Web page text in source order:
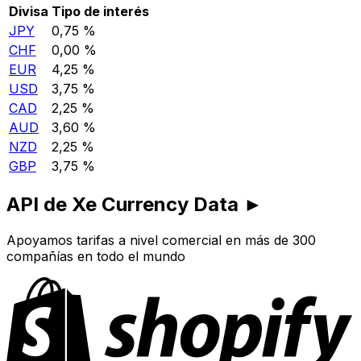
Divisa Tipo de interés
JPY
0,75 %
CHF
0,00 %
EUR
4,25 %
USD
3,75 %
CAD
2,25 %
AUD
3,60 %
NZD
2,25 %
GBP
3,75 %
API de Xe Currency Data ►
Apoyamos tarifas a nivel comercial en más de 300
compañías en todo el mundo